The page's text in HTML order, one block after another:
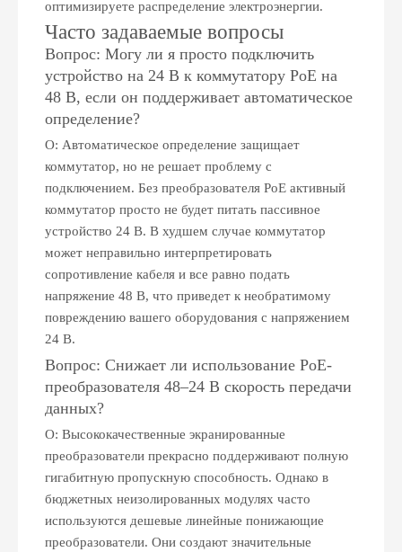
оптимизируете распределение электроэнергии.
Часто задаваемые вопросы
Вопрос: Могу ли я просто подключить
устройство на 24 В к коммутатору PoE на
48 В, если он поддерживает автоматическое
определение?
О: Автоматическое определение защищает
коммутатор, но не решает проблему с
подключением. Без преобразователя PoE активный
коммутатор просто не будет питать пассивное
устройство 24 В. В худшем случае коммутатор
может неправильно интерпретировать
сопротивление кабеля и все равно подать
напряжение 48 В, что приведет к необратимому
повреждению вашего оборудования с напряжением
24 В.
Вопрос: Снижает ли использование PoE-
преобразователя 48–24 В скорость передачи
данных?
О: Высококачественные экранированные
преобразователи прекрасно поддерживают полную
гигабитную пропускную способность. Однако в
бюджетных неизолированных модулях часто
используются дешевые линейные понижающие
преобразователи. Они создают значительные